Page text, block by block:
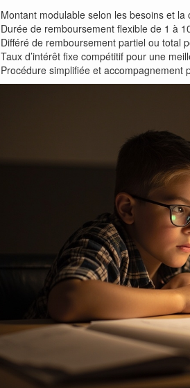
Montant modulable selon les besoins et la
Durée de remboursement flexible de 1 à
Différé de remboursement partiel ou total
Taux d’intérêt fixe compétitif pour une
Procédure simplifiée et accompagnement